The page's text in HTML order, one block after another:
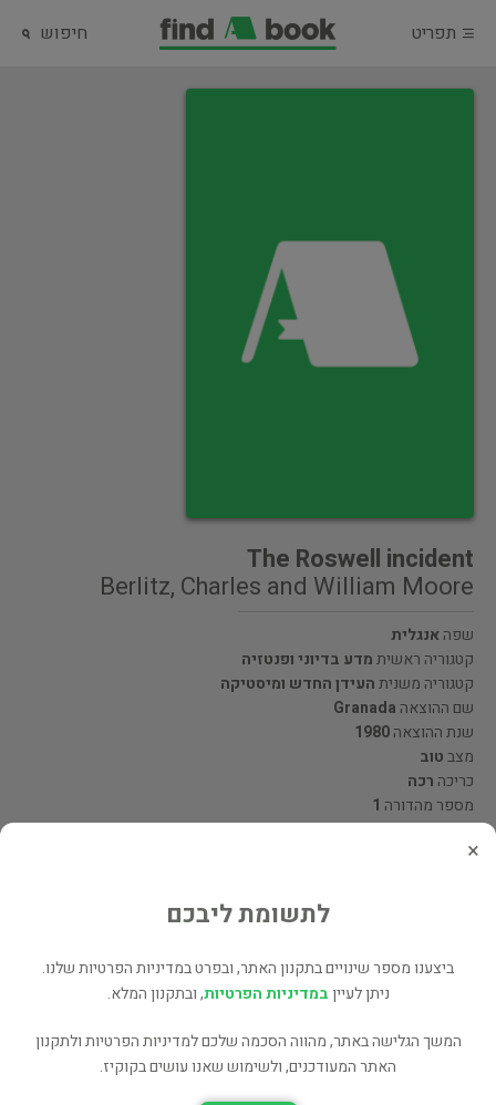
תפריט חיפוש
The Roswell incident
Berlitz, Charles and William Moore
שפהאנגלית
קטגוריה ראשיתמדע בדיוני ופנטזיה
קטגוריה משניתהעידן החדש ומיסטיקה
שם ההוצאה Granada
שנת ההוצאה1980
מצבטוב
כריכה רכה
מספר מהדורה 1
פרטי המוכר
×
לתשומת ליבכם
ביצענו מספר שינויים בתקנון האתר, ובפרט במדיניות הפרטיות שלנו.
ניתן לעייןבמדיניות הפרטיות, ובתקנון המלא.
המשך הגלישה באתר, מהווה הסכמה שלכם למדיניות הפרטיות ולתקנון
האתר המעודכנים, ולשימוש שאנו עושים בקוקיז.